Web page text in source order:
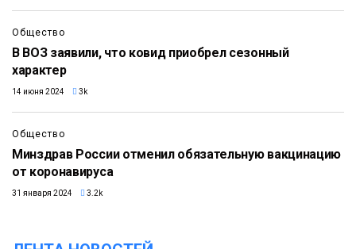
Общество
В ВОЗ заявили, что ковид приобрел сезонный
характер
14 июня 2024 3k
Общество
Минздрав России отменил обязательную вакцинацию
от коронавируса
31 января 2024 3.2k